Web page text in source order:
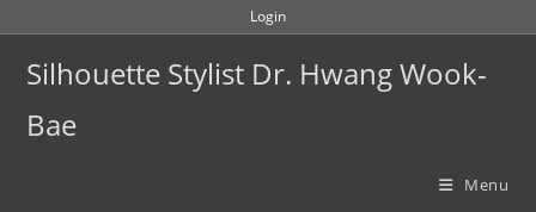
content
Login
Silhouette Stylist Dr. Hwang Wook-
Bae
Menu